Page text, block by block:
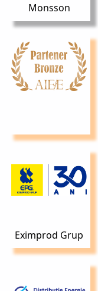
Monsson
Eximprod Grup